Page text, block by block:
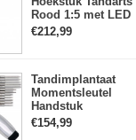
Rood 1:5 met LED
Licht Mini hoofd
€212,99
Tandimplantaat
Momentsleutel
Handstuk
Universele met 12
Schroevendraaiers
€154,99